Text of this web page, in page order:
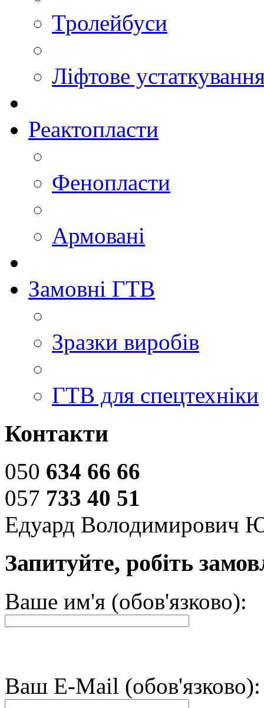
Тролейбуси
Ліфтове
Реактопласти
Фенопласти
Армовані
Замовні ГТВ
Зразки виробів
ГТВ для спецтехніки
Контакти
050 634 66 66
057 733 40 51
Едуард Володимирович
Запитуйте, робіть
Ваше им'я (обов'язково):
Ваш E-Mail (обов'язково):